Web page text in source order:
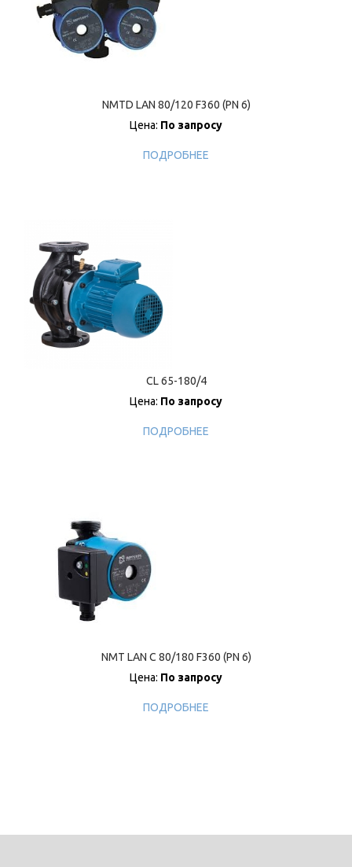
NMTD LAN 80/120 F360 (PN 6)
Цена: По запросу
ПОДРОБНЕЕ
CL 65-180/4
Цена: По запросу
ПОДРОБНЕЕ
NMT LAN C 80/180 F360 (PN 6)
Цена: По запросу
ПОДРОБНЕЕ